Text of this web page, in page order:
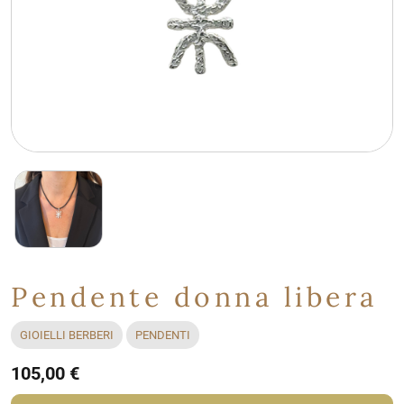
Pendente donna libera
GIOIELLI BERBERI PENDENTI
105,00 €